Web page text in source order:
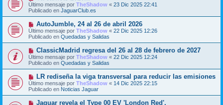
j
e
e
n
s
a
j
e
u
e
v
m
e
n
s
a
j
e
Último mensaje por TheShadow « 23 Dic 2025 22:41
Publicado en JaguarClub.es
N
u
e
v
m
e
n
s
j
e
AutoJumble, 24 al 26 de abril 2026
Último mensaje por TheShadow « 22 Dic 2025 12:26
Publicado en Quedadas y Salidas
N
u
e
v
o
m
e
n
s
a
ClassicMadrid regresa del 26 al 28 de febrero de 2027
Último mensaje por TheShadow « 22 Dic 2025 12:24
Publicado en Quedadas y Salidas
N
u
e
v
LR rediseña la viga transversal para reducir las emisiones
Último mensaje por TheShadow « 14 Dic 2025 22:15
Publicado en Noticias Jaguar
N
Jaguar revela el Type 00 EV 'London Red',